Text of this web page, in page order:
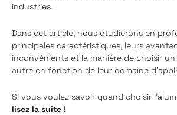
industries.
Dans cet article, nous étudierons en
principales caractéristiques, leurs
inconvénients et la manière de choisir
autre en fonction de leur domaine
Si vous voulez savoir quand choisir
lisez la suite !